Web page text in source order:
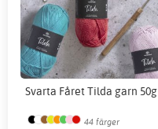
Svarta Fåret Tilda garn 50g
44 färger